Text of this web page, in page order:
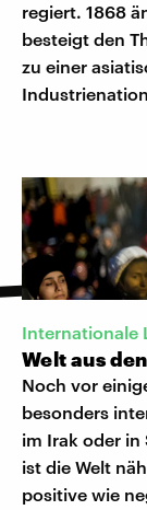
regiert. 1868
besteigt den
zu einer
Internationale
Welt aus
Noch vor
besonders
im Irak oder in
ist die Welt
positive wie